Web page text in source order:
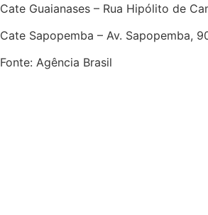
Cate Guaianases – Rua Hipólito de
Cate Sapopemba – Av. Sapopemba,
Fonte: Agência Brasil